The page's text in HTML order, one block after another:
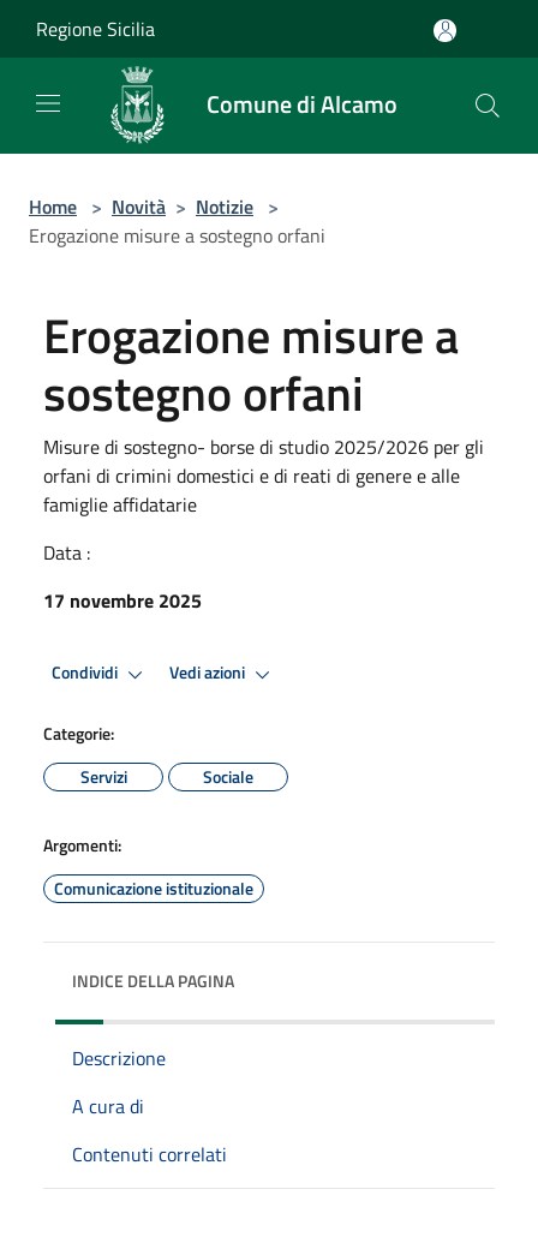
Regione Sicilia
Comune di Alcamo
Home > Novità > Notizie >
Erogazione misure a sostegno orfani
Erogazione misure a
sostegno orfani
Misure di sostegno- borse di studio 2025/2026 per gli
orfani di crimini domestici e di reati di genere e alle
famiglie affidatarie
Data :
17 novembre 2025
Condividi Vedi azioni
Categorie:
Servizi
Sociale
Argomenti:
Comunicazione istituzionale
INDICE DELLA PAGINA
Descrizione
A cura di
Contenuti correlati